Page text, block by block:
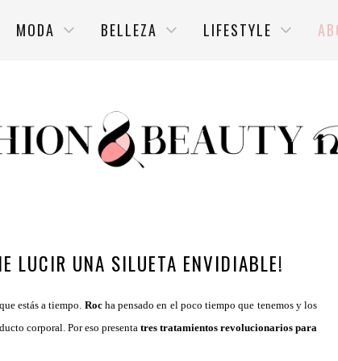
MODA BELLEZA LIFESTYLE
LUCIR UNA SILUETA ENVIDIABLE!
estás a tiempo. Rocha pensado en el poco tiempo que tenemos y los
corporal. Por eso presenta tres tratamientos revolucionarios para